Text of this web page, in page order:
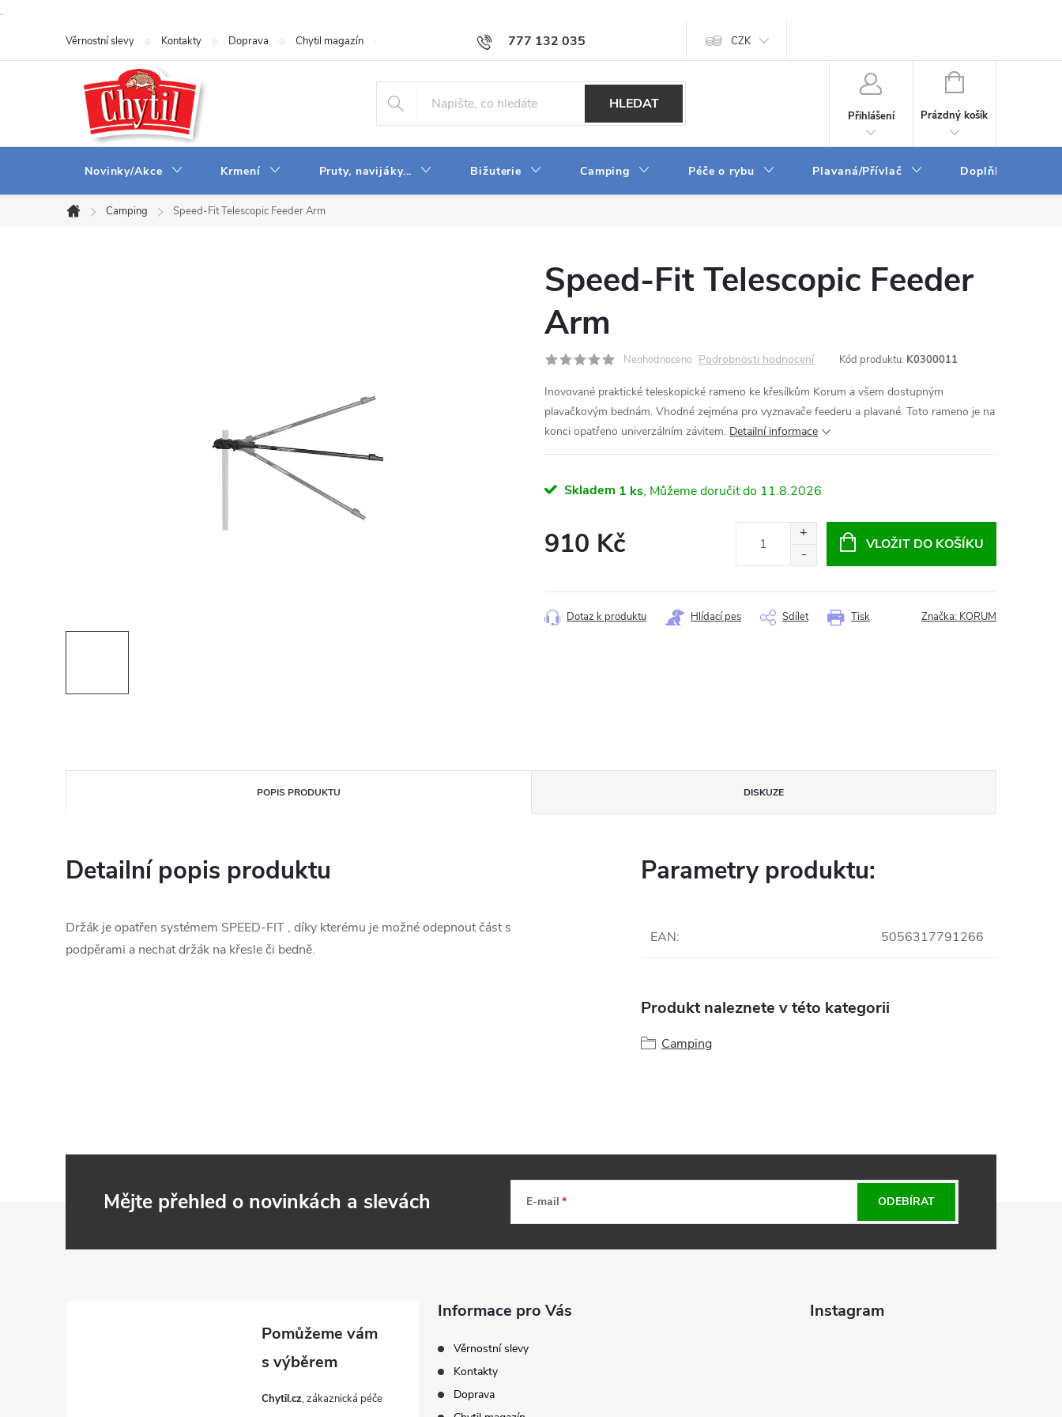
.
777 132 035
Věrnostní slevy Kontakty Doprava Chytil magazín Obchodní podmínky Velkoobchod Napište nám Zpracování osobních údajů
CZK
HLEDAT
Přihlášení
NÁKUPNÍ
Prázdný košík
Novinky/Akce Krmení Pruty, navijáky... Bižuterie Camping Péče o rybu Plavaná/Přívlač Doplňky a
Domů
Camping Speed-Fit Telescopic Feeder Arm
Speed-Fit Telescopic Feeder
Arm
Neohodnoceno Podrobnosti hodnocení Kód produktu: K0300011
Inovované praktické teleskopické rameno ke křesílkům Korum a všem dostupným
plavačkovým bednám. Vhodné zejména pro vyznavače feederu a plavané. Toto rameno je na
konci opatřeno univerzálním závitem. Detailní informace
Skladem 1 ks 11.8.2026
910 Kč VLOŽIT DO KOŠÍKU
Tisk
Dotaz k produktu Hlídací pes Sdílet Značka: KORUM
POPIS PRODUKTU DISKUZE
Detailní popis produktu
Držák je opatřen systémem SPEED-FIT , díky kterému je možné odepnout část s
podpěrami a nechat držák na křesle či bedně.
Parametry produktu:
EAN: 5056317791266
Produkt naleznete v této kategorii
Camping
Mějte přehled o novinkách a slevách E-mail ODEBÍRAT
Chytil.cz
Informace pro Vás
Věrnostní slevy
Kontakty
Doprava
Instagram